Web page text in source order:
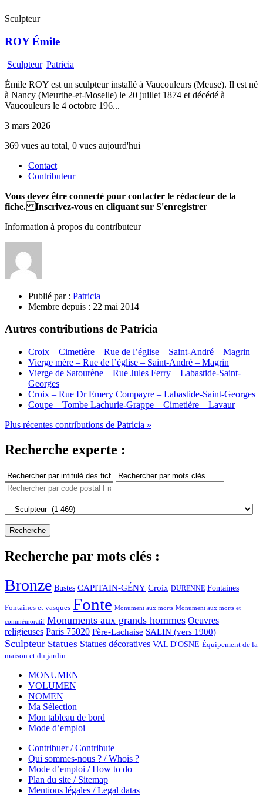
Sculpteur
ROY Émile
Sculpteur| Patricia
Émile ROY est un sculpteur installé à Vaucouleurs (Meuse). Il est né
à Nancy (Meurthe-et-Moselle) le 20 juillet 1874 et décédé à
Vaucouleurs le 4 octobre 196...
3 mars 2026
369 vues au total, 0 vues aujourd'hui
Contact
Contributeur
Vous devez être connecté pour contacter le rédacteur de la
fiche. Inscrivez-vous en cliquant sur S'enregistrer
Information à propos du contributeur
Publié par : Patricia
Membre depuis : 22 mai 2014
Autres contributions de Patricia
Croix – Cimetière – Rue de l’église – Saint-André – Magrin
Vierge mère – Rue de l’église – Saint-André – Magrin
Vierge de Satourène – Rue Jules Ferry – Labastide-Saint-
Georges
Croix – Rue Dr Emery Compayre – Labastide-Saint-Georges
Coupe – Tombe Lachurie-Grappe – Cimetière – Lavaur
Plus récentes contributions de Patricia »
Recherche experte :
Recherche par mots clés :
Bronze Bustes CAPITAIN-GÉNY Croix DURENNE Fontaines
Fontaines et vasques Fonte Monument aux morts Monument aux morts et
commémoratif Monuments aux grands hommes Oeuvres
religieuses Paris 75020 Père-Lachaise SALIN (vers 1900)
Sculpteur Statues Statues décoratives VAL D'OSNE Équipement de la
maison et du jardin
MONUMEN
VOLUMEN
NOMEN
Ma Sélection
Mon tableau de bord
Mode d’emploi
Contribuer / Contribute
Qui sommes-nous ? / Whois ?
Mode d’emploi / How to do
Plan du site / Sitemap
Mentions légales / Legal datas